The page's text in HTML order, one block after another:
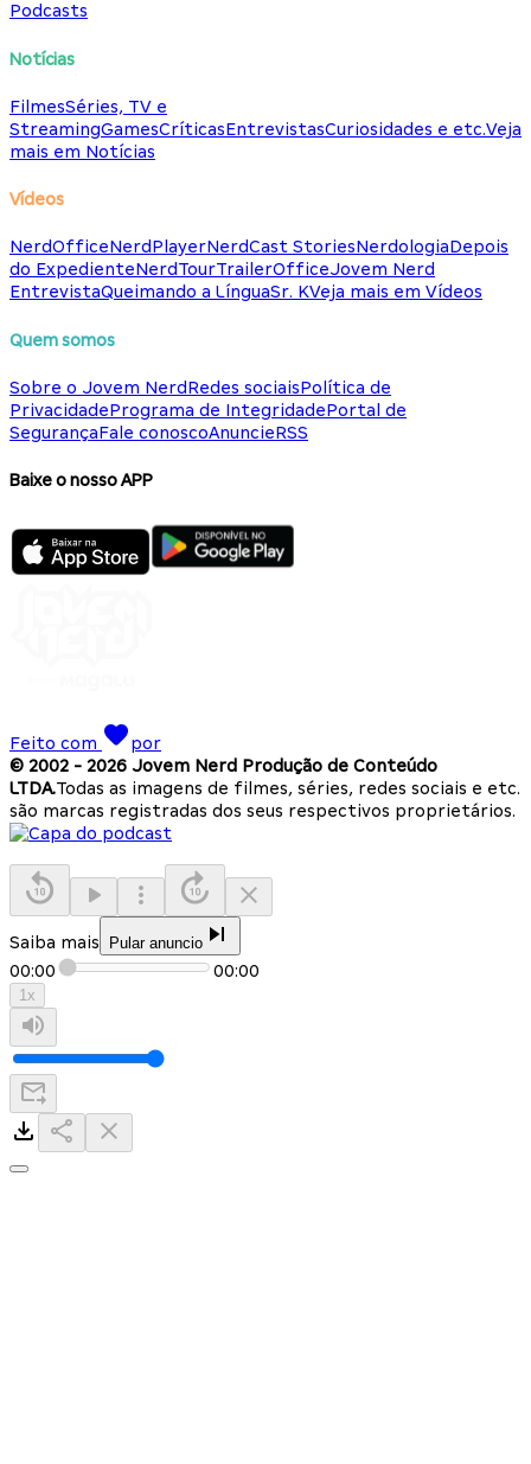
Podcasts
Notícias
FilmesSéries, TV e
StreamingGamesCríticasEntrevistasCuriosidades e etc.Veja
mais em Notícias
Vídeos
NerdOfficeNerdPlayerNerdCast StoriesNerdologiaDepois
do ExpedienteNerdTourTrailerOfficeJovem Nerd
EntrevistaQueimando a LínguaSr. KVeja mais em Vídeos
Quem somos
Sobre o Jovem NerdRedes sociaisPolítica de
PrivacidadePrograma de IntegridadePortal de
SegurançaFale conoscoAnuncieRSS
Baixe o nosso APP
Feito com
por
© 2002 - 2026 Jovem Nerd Produção de Conteúdo
LTDA.Todas as imagens de filmes, séries, redes sociais e etc.
são marcas registradas dos seus respectivos proprietários.
Saiba mais Pular anuncio
00:00 00:00
1x